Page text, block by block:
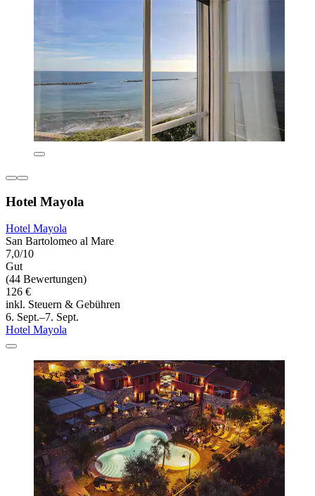
Hotel Mayola
Hotel Mayola
San Bartolomeo al Mare
7,0/10
Gut
(44 Bewertungen)
126 €
inkl. Steuern & Gebühren
6. Sept.–7. Sept.
Hotel Mayola